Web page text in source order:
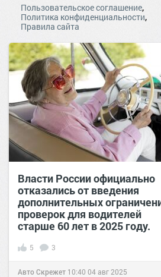
Пользовательское соглашение,
Политика конфиденциальности,
Правила сайта
Власти России официально
отказались от введения
дополнительных
проверок для водителей
старше 60 лет в 2025 году.
5 3
Авто Скрежет 10:40 04 авг 2025